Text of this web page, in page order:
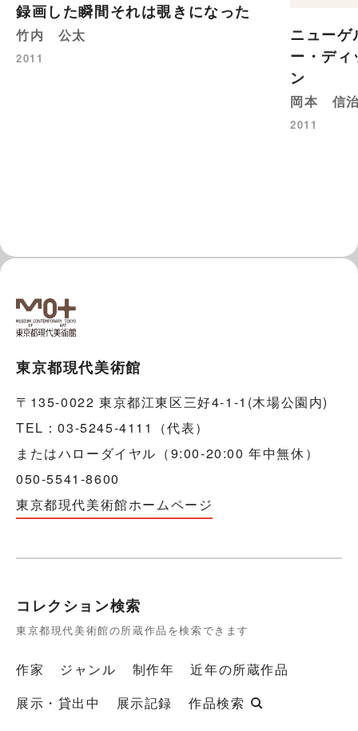
録画した瞬間それは覗きになった
竹内 公太
2011
ニュー
ー・デ
ン
岡本 信
2011
東京都現代美術館
〒135-0022 東京都江東区三好4-1-1(木場公園内)
TEL：03-5245-4111（代表）
またはハローダイヤル（9:00-20:00 年中無休）
050-5541-8600
東京都現代美術館ホームページ
コレクション検索
東京都現代美術館の所蔵作品を検索できます
作家 ジャンル 制作年
近年の所蔵作品
展示・貸出中
展示記録 作品検索